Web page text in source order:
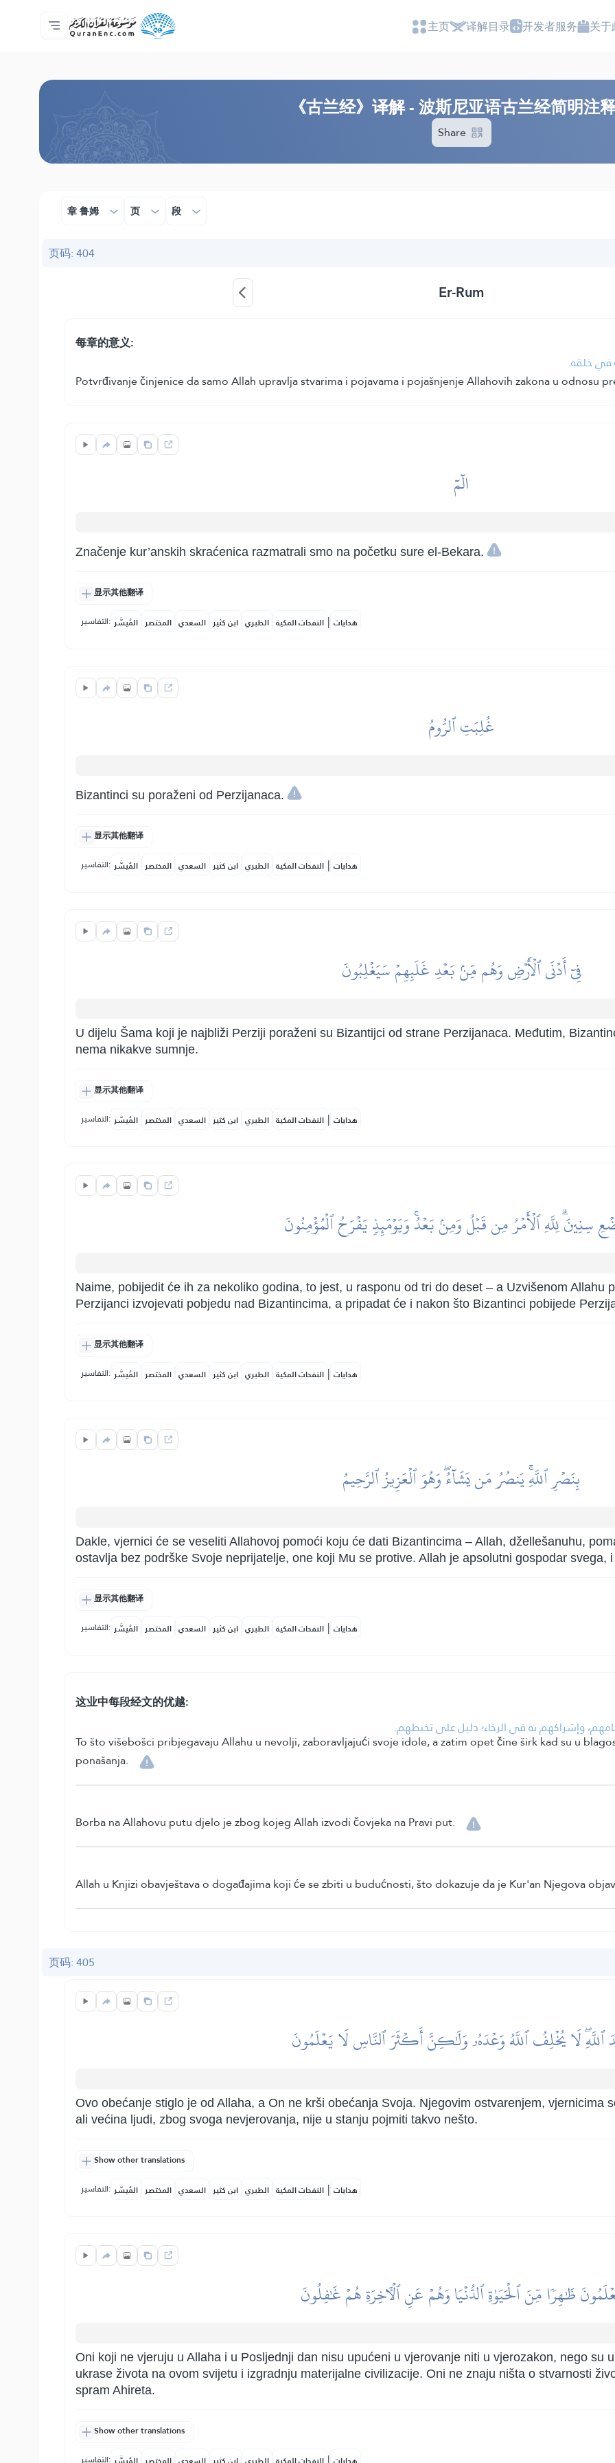
主页
译解目录
Audio
开发者服务 - API
关于此项目
联系我们
语言 主页 译解目录 开发者服务 关
《古兰经》译解 - 波斯尼亚语古兰经简明注释
Share
章 鲁姆 页 段
页码: 404
Er-Rum
每章的意义:
في خلقه.
Potvrđivanje činjenice da samo Allah upravlja stvarima i pojavama i pojašnjenje Allahovih zakona u odnosu
الٓمٓ
Značenje kur’anskih skraćenica razmatrali smo na početku sure el-Bekara.
显示其他翻译
التفاسير: المُيسَّر المختصر السعدي ابن كثير الطبري النفحات المكية | هدايات
غُلِبَتِ ٱلرُّومُ
Bizantinci su poraženi od Perzijanaca.
显示其他翻译
التفاسير: المُيسَّر المختصر السعدي ابن كثير الطبري النفحات المكية | هدايات
فِيٓ أَدۡنَى ٱلۡأَرۡضِ وَهُم مِّنۢ بَعۡدِ غَلَبِهِمۡ سَيَغۡلِبُونَ
U dijelu Šama koji je najbliži Perziji poraženi su Bizantijci od strane Perzijanaca. Međutim,
nema nikakve sumnje.
显示其他翻译
التفاسير: المُيسَّر المختصر السعدي ابن كثير الطبري النفحات المكية | هدايات
سِنِينَۗ لِلَّهِ ٱلۡأَمۡرُ مِن قَبۡلُ وَمِنۢ بَعۡدُۚ وَيَوۡمَئِذٖ يَفۡرَحُ ٱلۡمُؤۡمِنُونَ
Naime, pobijedit će ih za nekoliko godina, to jest, u rasponu od tri do deset – a Uzvišenom Allahu
Perzijanci izvojevati pobjedu nad Bizantincima, a pripadat će i nakon što Bizantinci pobijede
显示其他翻译
التفاسير: المُيسَّر المختصر السعدي ابن كثير الطبري النفحات المكية | هدايات
بِنَصۡرِ ٱللَّهِۚ يَنصُرُ مَن يَشَآءُۖ وَهُوَ ٱلۡعَزِيزُ ٱلرَّحِيمُ
Dakle, vjernici će se veseliti Allahovoj pomoći koju će dati Bizantincima – Allah, džellešanuhu,
ostavlja bez podrške Svoje neprijatelje, one koji Mu se protive. Allah je apsolutni gospodar svega,
显示其他翻译
التفاسير: المُيسَّر المختصر السعدي ابن كثير الطبري النفحات المكية | هدايات
这业中每段经文的优越:
وإشراكهم به في الرخاء؛ دليل على تخبطهم.
To što višebošci pribjegavaju Allahu u nevolji, zaboravljajući svoje idole, a zatim opet čine širk kad su u
ponašanja.
Borba na Allahovu putu djelo je zbog kojeg Allah izvodi čovjeka na Pravi put.
Allah u Knjizi obavještava o događajima koji će se zbiti u budućnosti, što dokazuje da je Kur'an Njegova
页码: 405
ٱللَّهِۖ لَا يُخۡلِفُ ٱللَّهُ وَعۡدَهُۥ وَلَٰكِنَّ أَكۡثَرَ ٱلنَّاسِ لَا يَعۡلَمُونَ
Ovo obećanje stiglo je od Allaha, a On ne krši obećanja Svoja. Njegovim ostvarenjem, vjernicima
ali većina ljudi, zbog svoga nevjerovanja, nije u stanju pojmiti takvo nešto.
Show other translations
التفاسير: المُيسَّر المختصر السعدي ابن كثير الطبري النفحات المكية | هدايات
ظَٰهِرٗا مِّنَ ٱلۡحَيَوٰةِ ٱلدُّنۡيَا وَهُمۡ عَنِ ٱلۡأٓخِرَةِ هُمۡ غَٰفِلُونَ
Oni koji ne vjeruju u Allaha i u Posljednji dan nisu upućeni u vjerovanje niti u vjerozakon, nego su
ukrase života na ovom svijetu i izgradnju materijalne civilizacije. Oni ne znaju ništa o stvarnosti
spram Ahireta.
Show other translations
التفاسير: